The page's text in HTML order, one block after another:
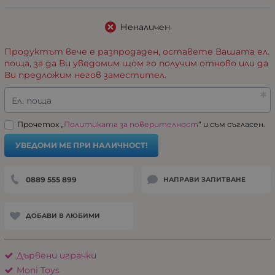
Неналичен
Продуктът вече е разпродаден, оставете Вашата ел.
поща, за да Ви уведомим щом го получим отново или да
Ви предложим негов заместител.
Ел. поща
Прочетох „ Политиката за поверителност“ и съм съгласен.
УВЕДОМИ МЕ ПРИ НАЛИЧНОСТ!
0889 555 899 НАПРАВИ ЗАПИТВАНЕ
ДОБАВИ В ЛЮБИМИ
Дървени играчки
Moni Toys